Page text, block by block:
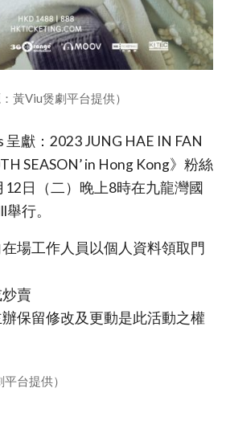
：黃Viu煲劇平台提供）
呈獻：2023 JUNG HAE IN FAN
SEASON’ in Hong Kong》粉絲
12日（二）晚上8時在九龍灣國
行。
場工作人員以個人資料領取門
賣
保留修改及更動是此活動之權
台提供）